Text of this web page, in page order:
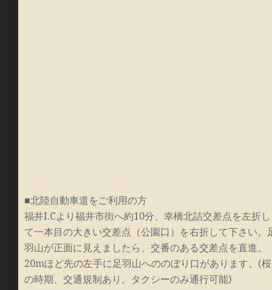
■北陸自動車道をご利用の方
福井I.Cより福井市街へ約10分、幸橋北詰交差点を左折し
て一本目の大きい交差点（公園口）を右折して下さい。
羽山が正面に見えましたら、交番のある交差点を直進。
20mほど先の左手に足羽山へののぼり口があります。(桜
の時期、交通規制あり。タクシーのみ通行可能)